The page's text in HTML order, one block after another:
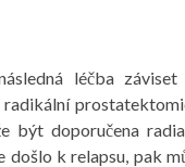
léčba záviset
být doporučena
došlo k relapsu, pak